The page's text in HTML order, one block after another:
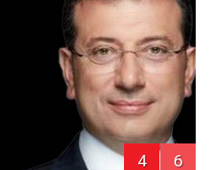
4 6